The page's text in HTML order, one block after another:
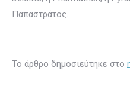
Παπαστράτος.
Το άρθρο δημοσιεύτηκε στo